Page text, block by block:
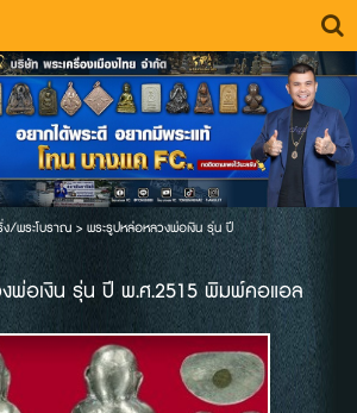
/พระโบราณ> พระรูปหล่อหลวงพ่อเงิน รุ่น ปี
พ่อเงิน รุ่น ปี พ.ศ.2515 พิมพ์คอแอล